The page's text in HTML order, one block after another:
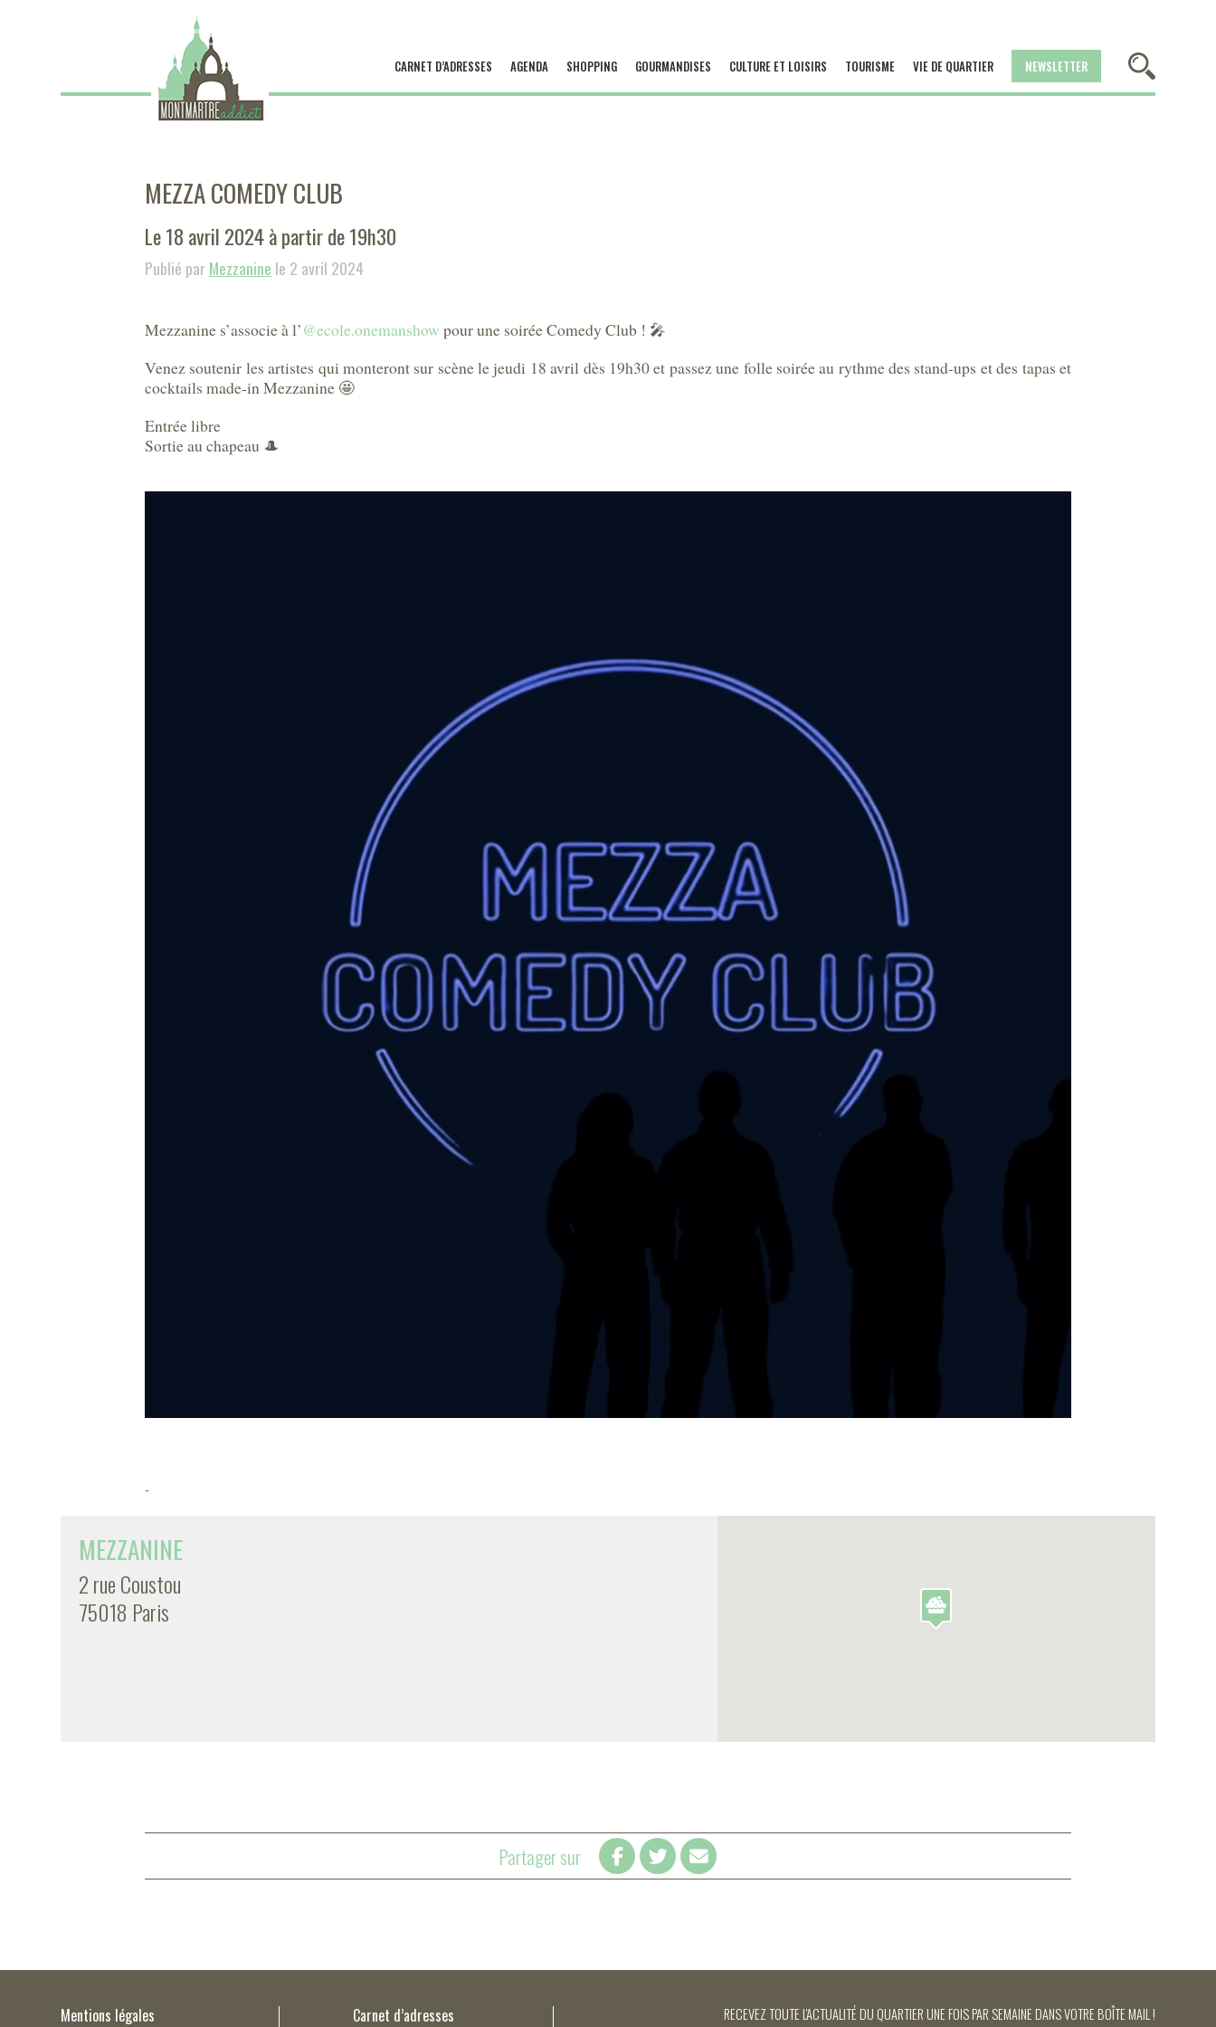
CARNET D’ADRESSES AGENDA SHOPPING GOURMANDISES CULTURE ET LOISIRS TOURISME VIE DE QUARTIER NEWSLETTER
MEZZA COMEDY CLUB
Le 18 avril 2024 à partir de 19h30
Publié parMezzanine le 2 avril 2024
Mezzanine s’associe à l’@ecole.onemanshow pour une soirée Comedy Club ! 🎤
Venez soutenir les artistes qui monteront sur scène le jeudi 18 avril dès 19h30 et passez une folle soirée au rythme des stand-ups et des tapas et
cocktails made-in Mezzanine 🤩
Entrée libre
Sortie au chapeau 🎩
-
MEZZANINE
2 rue Coustou
75018 Paris
Partager sur
Mentions légales Carnet d’adresses RECEVEZ TOUTE L'ACTUALITÉ DU QUARTIER UNE FOIS PAR SEMAINE DANS VOTRE BOÎTE MAIL !